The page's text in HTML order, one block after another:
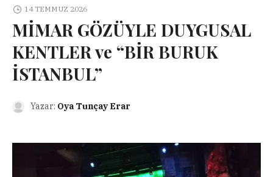
14 TEMMUZ 2026
MİMAR GÖZÜYLE DUYGUSAL
KENTLER ve “BİR BURUK
İSTANBUL”
Yazar: Oya Tunçay Erar